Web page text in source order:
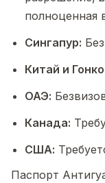
полноценная
Сингапур:
Китай и
ОАЭ:
Канада:
США:
Паспорт